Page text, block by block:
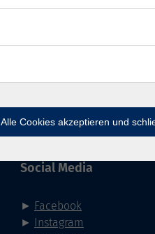
gefunden.
Social Media
► Facebook
► Instagram
Alle Cookies akzeptieren und